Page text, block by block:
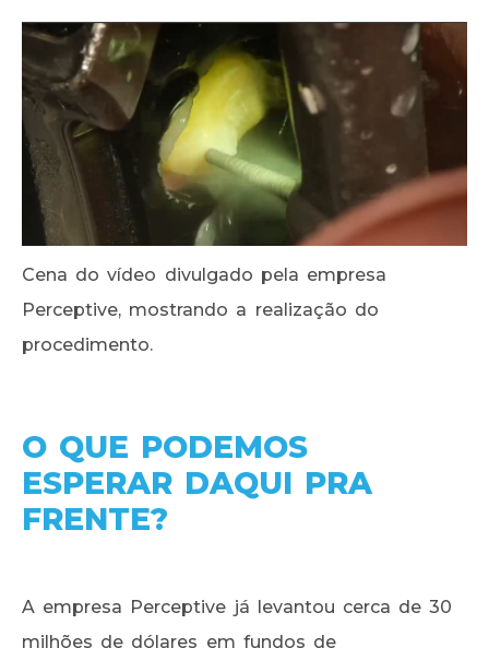
Cena do vídeo divulgado pela empresa
Perceptive, mostrando a realização do
procedimento.
O QUE PODEMOS
ESPERAR DAQUI PRA
FRENTE?
A empresa Perceptive já levantou cerca de 30
milhões de dólares em fundos de